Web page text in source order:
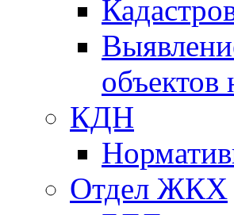
КДН
Отдел ЖКХ